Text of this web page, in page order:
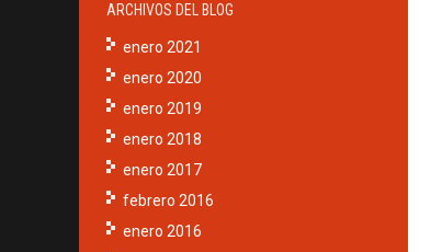
ARCHIVOS DEL BLOG
enero 2021
enero 2020
enero 2019
enero 2018
enero 2017
febrero 2016
enero 2016